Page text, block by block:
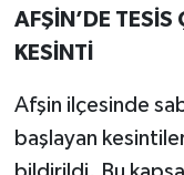
AFŞİN’DE TESİS
KESİNTİ
Afşin ilçesinde
başlayan